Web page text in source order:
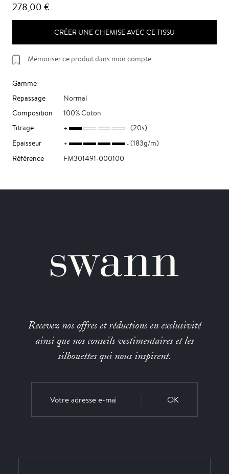
278,00 €
CRÉER UNE CHEMISE AVEC CE TISSU
Mémoriser ce produit dans mon compte
Gamme
Repassage
Normal
Composition
100% Coton
Titrage
(20s)
Epaisseur
(183g/m)
Référence
FM301491-000100
Recevez nos offres et réductions en exclusivité
ainsi que nos conseils vestimentaires et les
silhouettes qui nous inspirent.
OK